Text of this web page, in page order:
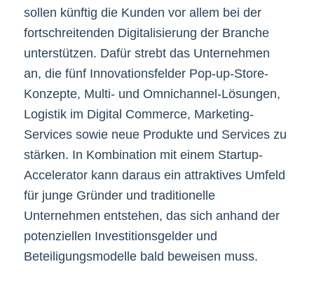
sollen künftig die Kunden vor allem bei der
fortschreitenden Digitalisierung der Branche
unterstützen. Dafür strebt das Unternehmen
an, die fünf Innovationsfelder Pop-up-Store-
Konzepte, Multi- und Omnichannel-Lösungen,
Logistik im Digital Commerce, Marketing-
Services sowie neue Produkte und Services zu
stärken. In Kombination mit einem Startup-
Accelerator kann daraus ein attraktives Umfeld
für junge Gründer und traditionelle
Unternehmen entstehen, das sich anhand der
potenziellen Investitionsgelder und
Beteiligungsmodelle bald beweisen muss.